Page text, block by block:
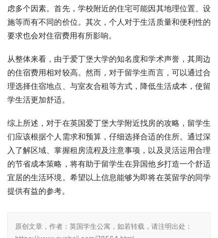
虑多个因素。首先，学校附近的住宅可能因其地理位置、设
施等而有不同的价位。其次，个人对于生活质量和便利性的
要求也会对住宿费用有所影响。
从整体来看，由于爱丁堡大学的知名度和学术声誉，其周边
的住宿费用相对较高。然而，对于留学生而言，可以通过合
理选择住宿地点、与室友合租等方式，降低生活成本，使留
学生活更加舒适。
综上所述，对于在英国爱丁堡大学附近找房的攻略，留学生
们应该根据个人需求和预算，仔细选择合适的住所。通过深
入了解区域、掌握租房流程及注意事项，以及灵活运用合理
的节省成本策略，将有助于留学生在异国他乡打造一个舒适
宜居的生活环境。希望以上信息能够为即将在英留学的同学
提供有益的参考。
原创文章，作者：英国学生公寓，如若转载，请注明出处：